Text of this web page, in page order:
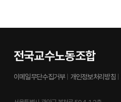
전국교수노동조합
이메일무단수집거부 개인정보처리방침